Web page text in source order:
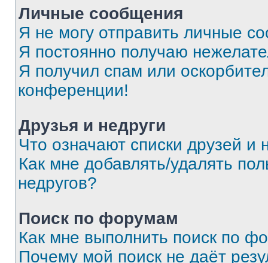
Личные сообщения
Я не могу отправить личные
Я постоянно получаю
Я получил спам или
конференции!
Друзья и недруги
Что означают списки друзей и
Как мне добавлять/удалять
недругов?
Поиск по форумам
Как мне выполнить поиск по
Почему мой поиск не даёт